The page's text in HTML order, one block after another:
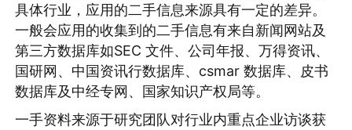
具体行业，应用的二手信息来源具有一定的差异。
一般会应用的收集到的二手信息有来自新闻网站及
第三方数据库如SEC 文件、公司年报、万得资讯、
国研网、中国资讯行数据库、csmar 数据库、皮书
数据库及中经专网、国家知识产权局等。
一手资料来源于研究团队对行业内重点企业访谈获